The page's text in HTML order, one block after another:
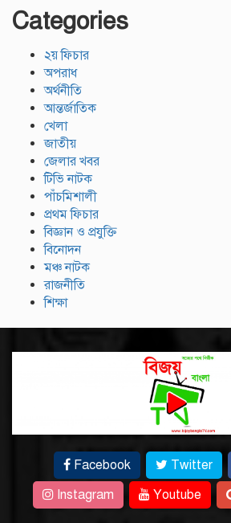
Categories
২য় ফিচার
অপরাধ
অর্থনীতি
আন্তর্জাতিক
খেলা
জাতীয়
জেলার খবর
টিভি নাটক
পাঁচমিশালী
প্রথম ফিচার
বিজ্ঞান ও প্রযুক্তি
বিনোদন
মঞ্চ নাটক
রাজনীতি
শিক্ষা
Facebook Twitter
Instagram
Youtube